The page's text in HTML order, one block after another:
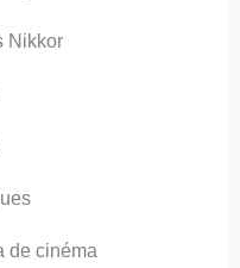
Nikkor
de cinéma